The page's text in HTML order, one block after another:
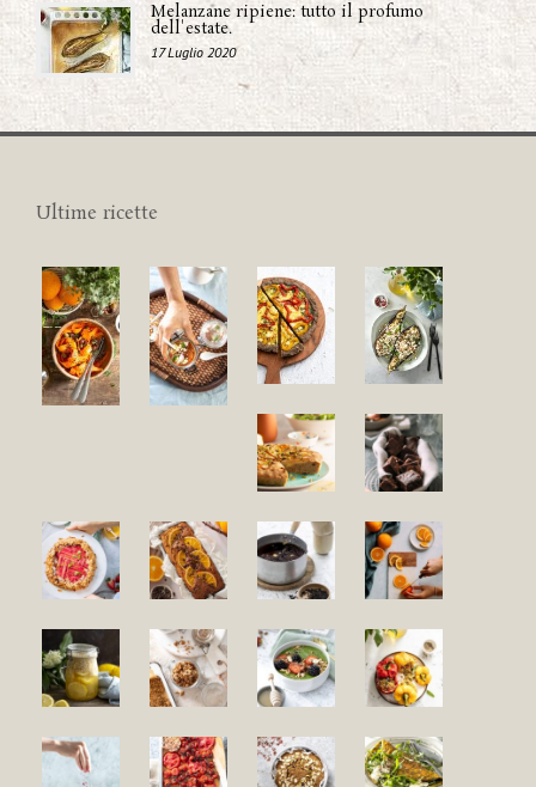
Melanzane ripiene: tutto il profumo
dell'estate.
17 Luglio 2020
Ultime ricette